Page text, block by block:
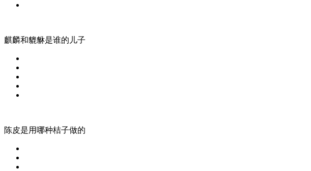
麒麟和貔貅是谁的儿子
陈皮是用哪种桔子做的